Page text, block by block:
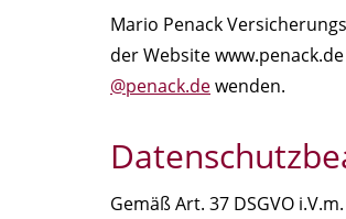
Mario Penack
der Website
@penack.dewenden.
Gemäß Art. 37 DSGVO